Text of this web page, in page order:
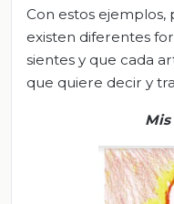
Con estos
existen diferentes
sientes y que cada
que quiere decir y
Mis